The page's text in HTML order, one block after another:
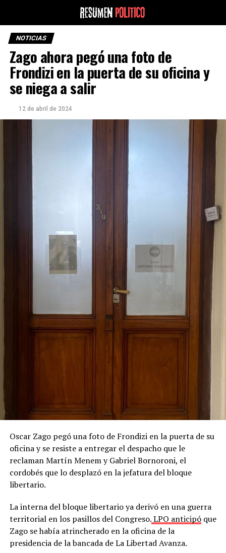
NOTICIAS
Zago ahora pegó una foto de
Frondizi en la puerta de su oficina y
se niega a salir
12 de abril de 2024
Oscar Zago pegó una foto de Frondizi en la puerta de su
oficina y se resiste a entregar el despacho que le
reclaman Martín Menem y Gabriel Bornoroni, el
cordobés que lo desplazó en la jefatura del bloque
libertario.
La interna del bloque libertario ya derivó en una guerra
territorial en los pasillos del Congreso.LPO anticipóque
Zago se había atrincherado en la oficina de la
presidencia de la bancada de La Libertad Avanza.